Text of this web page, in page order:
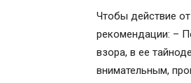
Молитва о
Молитва
В чем смысл
Что делать,
Чтобы действие
рекомендации: –
взора, в ее
внимательным,